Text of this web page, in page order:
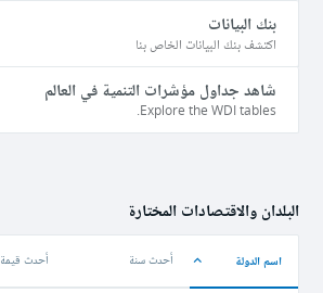
بنك البيانات
اكتشف بنك البيانات الخاص بنا
شاهد جداول مؤشرات التنمية في العالم
Explore the WDI tables.
البلدان والاقتصادات المختارة
اسم الدولة أحدث سنة أحدث قيمة